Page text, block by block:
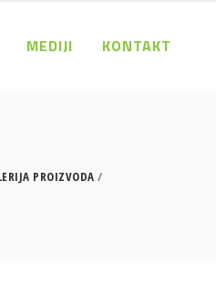
MEDIJI KONTAKT
PROIZVODA